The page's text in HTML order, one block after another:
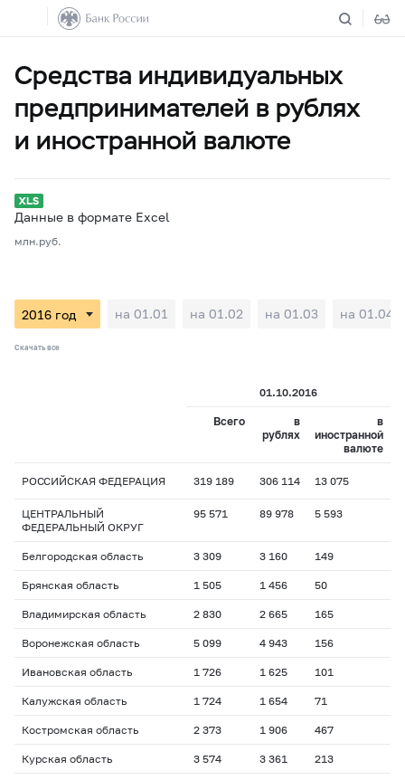
Средства индивидуальных
предпринимателей в рублях
и иностранной валюте
Данные в формате Excel
млн.руб.
на 01.01 на 01.02 на 01.03 на 01.04
Скачать все
01.10.2016
Всего
в
рублях
в
иностранной
валюте
РОССИЙСКАЯ ФЕДЕРАЦИЯ 319 189 306 114 13 075
ЦЕНТРАЛЬНЫЙ
ФЕДЕРАЛЬНЫЙ ОКРУГ
95 571 89 978 5 593
Белгородская область 3 309 3 160 149
Брянская область 1 505 1 456 50
Владимирская область 2 830 2 665 165
Воронежская область 5 099 4 943 156
Ивановская область 1 726 1 625 101
Калужская область 1 724 1 654 71
Костромская область 2 373 1 906 467
Курская область 3 574 3 361 213